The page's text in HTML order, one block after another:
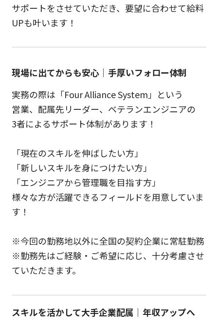
サポートをさせていただき、要望に合わせて給料
UPも叶います！
現場に出てからも安心｜手厚いフォロー体制
実務の際は「Four Alliance System」という
営業、配属先リーダー、ベテランエンジニアの
3者によるサポート体制があります！
「現在のスキルを伸ばしたい方」
「新しいスキルを身につけたい方」
「エンジニアから管理職を目指す方」
様々な方が活躍できるフィールドを用意していま
す！
※今回の勤務地以外に全国の契約企業に常駐勤務
※勤務先はご経験・ご希望に応じ、十分考慮させ
ていただきます。
スキルを活かして大手企業配属｜年収アップへ